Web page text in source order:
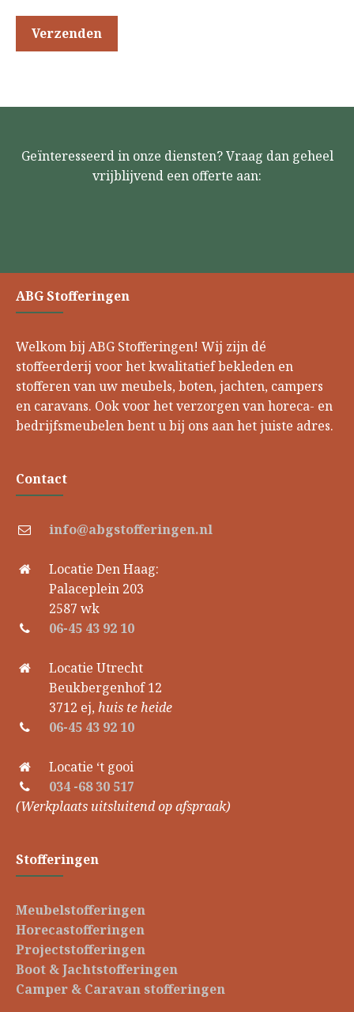
Geïnteresseerd in onze diensten? Vraag dan geheel
vrijblijvend een offerte aan:
ABG Stofferingen
Welkom bij ABG Stofferingen! Wij zijn dé
stoffeerderij voor het kwalitatief bekleden en
stofferen van uw meubels, boten, jachten, campers
en caravans. Ook voor het verzorgen van horeca- en
bedrijfsmeubelen bent u bij ons aan het juiste adres.
Contact
info@abgstofferingen.nl
Locatie Den Haag:
Palaceplein 203
2587 wk
06-45 43 92 10
Locatie Utrecht
Beukbergenhof 12
3712 ej, huis te heide
06-45 43 92 10
Locatie ‘t gooi
034 -68 30 517
(Werkplaats uitsluitend op afspraak)
Stofferingen
Meubelstofferingen
Horecastofferingen
Projectstofferingen
Boot & Jachtstofferingen
Camper & Caravan stofferingen